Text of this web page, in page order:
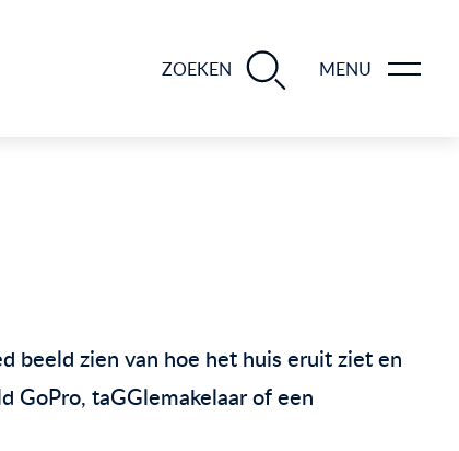
ZOEKEN MENU
beeld zien van hoe het huis eruit ziet en
GoPro, taGGlemakelaar of een